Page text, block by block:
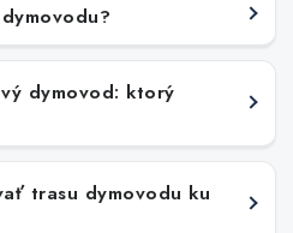
Obchodné podmienky
dymovod: ktorý
trasu dymovodu ku